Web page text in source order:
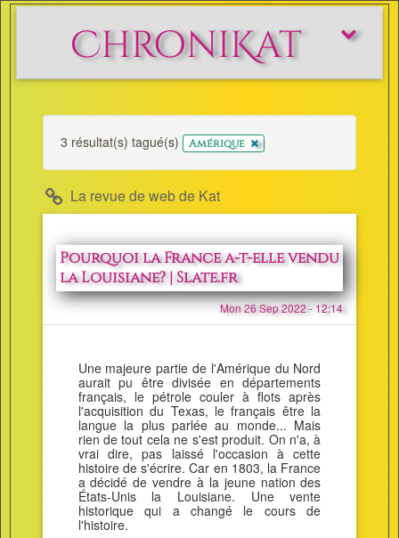
Afficher/
ChroniKat
3 résultat(s) tagué(s) Amérique x
La revue de web de Kat
Pourquoi la France a-t-elle vendu
la Louisiane? | Slate.fr
Mon 26 Sep 2022 - 12:14
Une majeure partie de l'Amérique du Nord
aurait pu être divisée en départements
français, le pétrole couler à flots après
l'acquisition du Texas, le français être la
langue la plus parlée au monde... Mais
rien de tout cela ne s'est produit. On n'a, à
vrai dire, pas laissé l'occasion à cette
histoire de s'écrire. Car en 1803, la France
a décidé de vendre à la jeune nation des
États-Unis la Louisiane. Une vente
historique qui a changé le cours de
l'histoire.